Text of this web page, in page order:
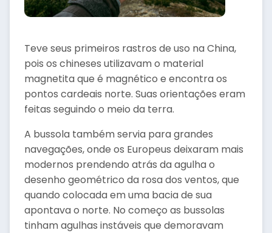
Teve seus primeiros rastros de uso na China,
pois os chineses utilizavam o material
magnetita que é magnético e encontra os
pontos cardeais norte. Suas orientações eram
feitas seguindo o meio da terra.
A bussola também servia para grandes
navegações, onde os Europeus deixaram mais
modernos prendendo atrás da agulha o
desenho geométrico da rosa dos ventos, que
quando colocada em uma bacia de sua
apontava o norte. No começo as bussolas
tinham agulhas instáveis que demoravam